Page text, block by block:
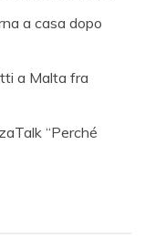
a casa dopo
a Malta fra
“Perché